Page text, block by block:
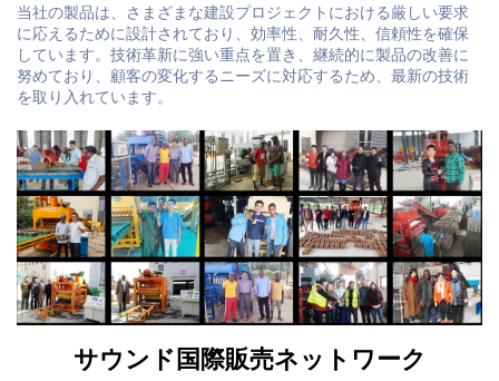
当社の製品は、さまざまな建設プロジェクトにおける厳しい要求
に応えるために設計されており、効率性、耐久性、信頼性を確保
しています。技術革新に強い重点を置き、継続的に製品の改善に
努めており、顧客の変化するニーズに対応するため、最新の技術
を取り入れています。
サウンド国際販売ネットワーク